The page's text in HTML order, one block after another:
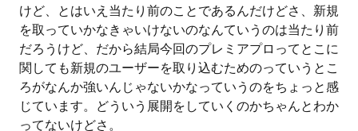
けど、とはいえ当たり前のことであるんだけどさ、新規
を取っていかなきゃいけないのなんていうのは当たり前
だろうけど、だから結局今回のプレミアプロってとこに
関しても新規のユーザーを取り込むためのっていうとこ
ろがなんか強いんじゃないかなっていうのをちょっと感
じています。どういう展開をしていくのかちゃんとわか
ってないけどさ。